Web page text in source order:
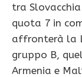
tra
quota 7 in
affronterà la
gruppo B,
Armenia e